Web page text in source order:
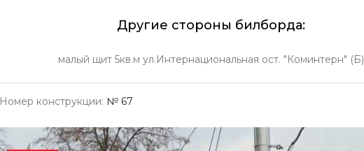
Другие стороны билборда:
малый щит 5кв.м ул.Интернациональная ост. "Коминтерн" (Б)
Номер конструкции: № 67